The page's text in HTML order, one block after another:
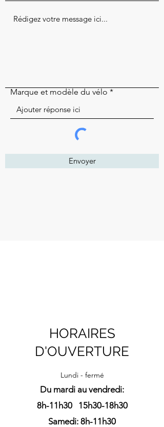
Marque et modèle du vélo
Envoyer
HORAIRES
D'OUVERTURE
Lundi - fermé
Du mardi au vendredi:
8h-11h30 15h30-18h30
Samedi: 8h-11h30